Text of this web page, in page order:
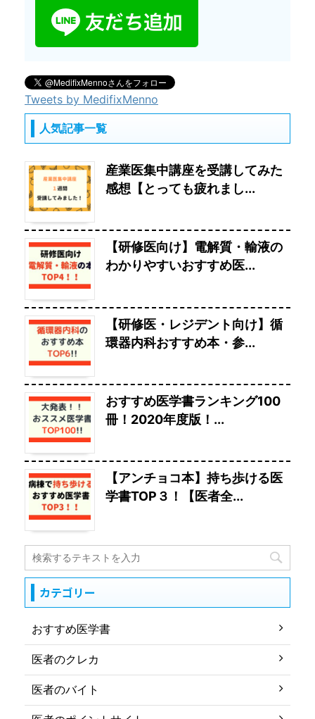
Tweets by MedifixMenno
人気記事一覧
産業医集中講座を受講してみた
感想【とっても疲れまし...
【研修医向け】電解質・輸液の
わかりやすいおすすめ医...
【研修医・レジデント向け】循
環器内科おすすめ本・参...
おすすめ医学書ランキング100
冊！2020年度版！...
【アンチョコ本】持ち歩ける医
学書TOP３！【医者全...
カテゴリー
おすすめ医学書
医者のクレカ
医者のバイト